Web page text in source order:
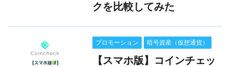
クを比較してみた
プロモーション 暗号資産（仮想通貨）
【スマホ版】コインチェッ